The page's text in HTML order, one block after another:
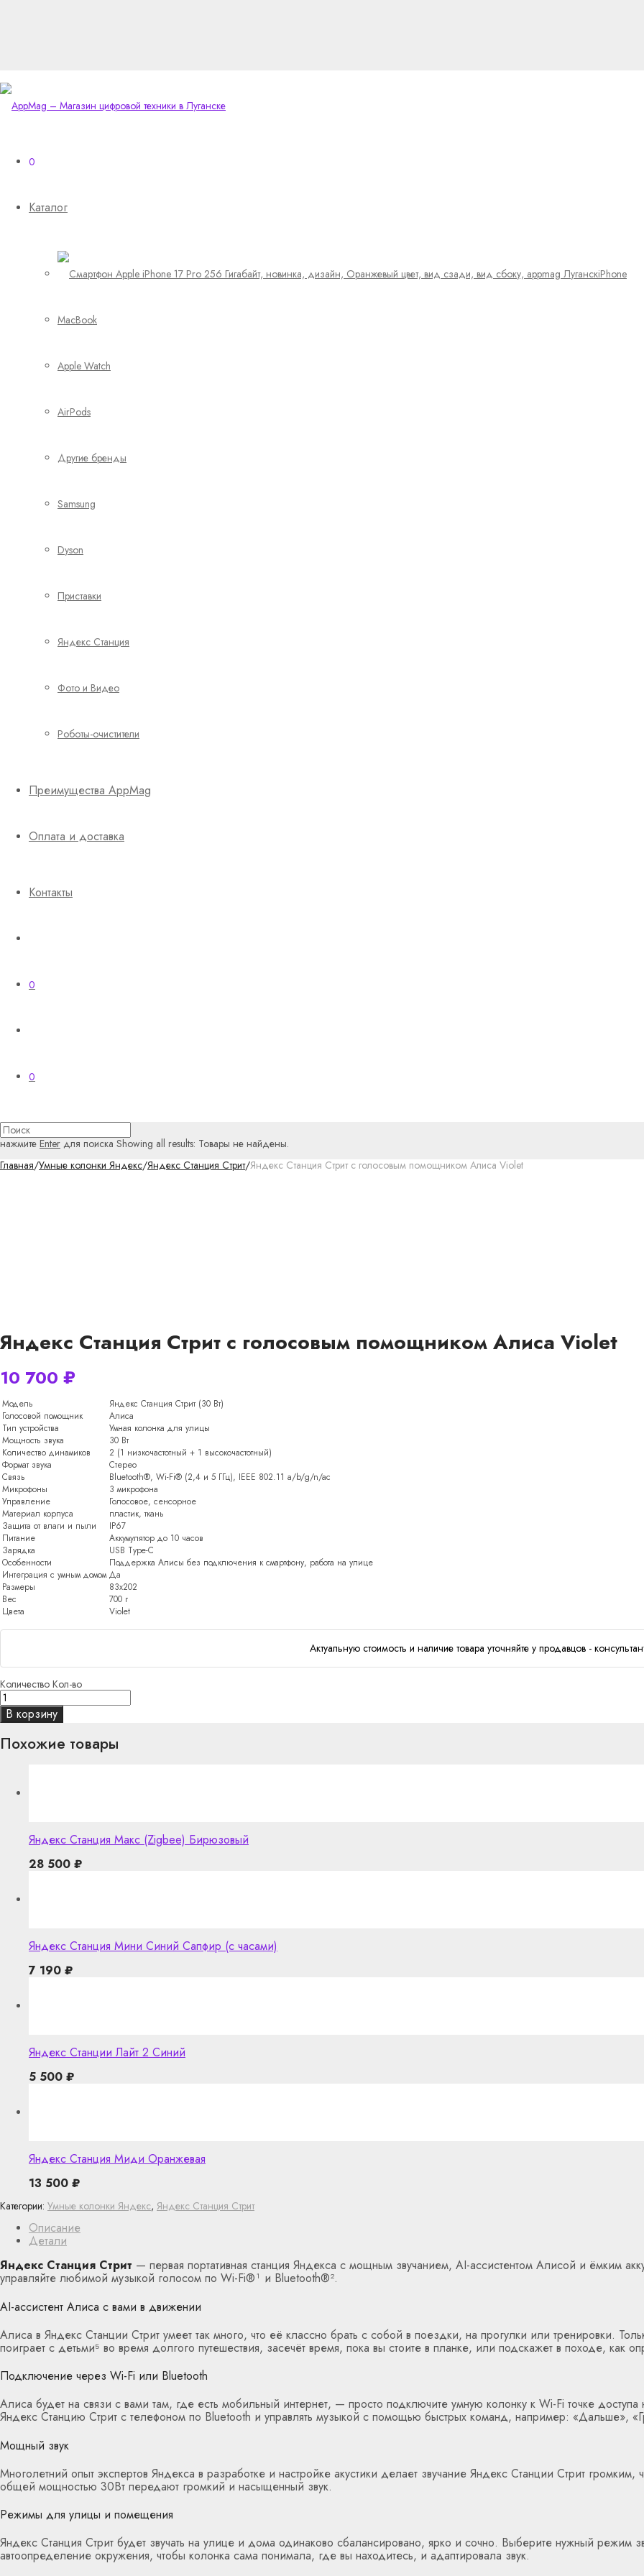
0
Каталог
iPhone
MacBook
Apple Watch
AirPods
Другие бренды
Samsung
Dyson
Приставки
Яндекс Станция
Фото и Видео
Роботы-очистители
Преимущества AppMag
Оплата и доставка
Контакты
0
0
нажмите Enter для поиска Showing all results: Товары не найдены.
Главная/Умные колонки Яндекс/Яндекс Станция Стрит/Яндекс Станция Стрит с голосовым помощником Алиса Violet
Яндекс Станция Стрит с голосовым помощником Алиса Violet
10 700 ₽
Модель
Яндекс Станция Стрит (30 Вт)
Голосовой помощник
Алиса
Тип устройства
Умная колонка для улицы
Мощность звука
30 Вт
Количество динамиков
2 (1 низкочастотный + 1 высокочастотный)
Формат звука
Стерео
Связь
Bluetooth®, Wi-Fi® (2,4 и 5 ГГц), IEEE 802.11 a/b/g/n/ac
Микрофоны
3 микрофона
Управление
Голосовое, сенсорное
Материал корпуса
пластик, ткань
Защита от влаги и пыли
IP67
Питание
Аккумулятор до 10 часов
Зарядка
USB Type-C
Особенности
Поддержка Алисы без подключения к смартфону, работа на улице
Интеграция с умным домом Да
Размеры
83х202
Вес
700 г
Цвета
Violet
Актуальную стоимость и наличие товара уточняйте у продавцов -
Количество Кол-во
В корзину
Описание
Детали
Яндекс Станция Стрит — первая портативная станция Яндекса с мощным звучанием, AI-ассистентом Алисой и ёмким
управляйте любимой музыкой голосом по Wi-Fi®︎¹ и Bluetooth®︎².
AI-ассистент Алиса с вами в движении
Алиса в Яндекс Станции Стрит умеет так много, что её классно брать с собой в поездки, на прогулки или тренировки.
поиграет с детьми⁵ во время долгого путешествия, засечёт время, пока вы стоите в планке, или подскажет в походе, как
Подключение через Wi-Fi или Bluetooth
Алиса будет на связи с вами там, где есть мобильный интернет, — просто подключите умную колонку к Wi-Fi точке
Яндекс Станцию Стрит с телефоном по Bluetooth и управлять музыкой с помощью быстрых команд, например: «Дальше»,
Мощный звук
Многолетний опыт экспертов Яндекса в разработке и настройке акустики делает звучание Яндекс Станции Стрит
общей мощностью 30Вт передают громкий и насыщенный звук.
Режимы для улицы и помещения
Яндекс Станция Стрит будет звучать на улице и дома одинаково сбалансировано, ярко и сочно. Выберите нужный
автоопределение окружения, чтобы колонка сама понимала, где вы находитесь, и адаптировала звук.
Категории: Умные колонки Яндекс, Яндекс Станция Стрит
Похожие товары
Яндекс Станция Макс (Zigbee) Бирюзовый
28 500 ₽
Яндекс Станция Мини Синий Сапфир (с часами)
7 190 ₽
Яндекс Станции Лайт 2 Синий
5 500 ₽
Яндекс Станция Миди Оранжевая
13 500 ₽